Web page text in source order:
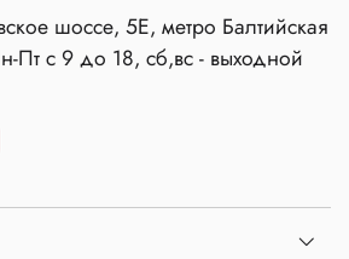
шоссе, 5Е, метро Балтийская
Пт с 9 до 18, сб,вс - выходной